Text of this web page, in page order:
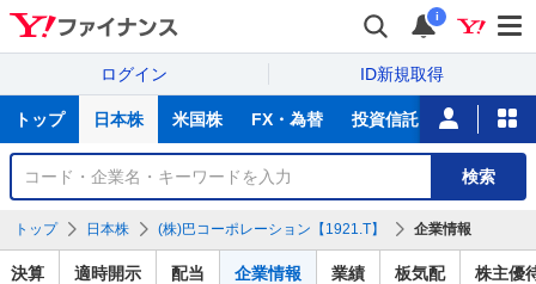
i
ログイン ID新規取得
サ
トップ 日本株 米国株 FX・為替 投資信託 ニュース
銘
検
索
検索
トップ 日本株 (株)巴コーポレーション【1921.T】 企業情報
決算 適時開示 配当 企業情報 業績 板気配 株主優